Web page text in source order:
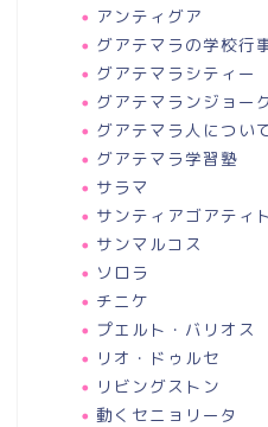
アンティグア
グアテマラの学校行
グアテマラシティー
グアテマランジョーク
グアテマラ人につい
グアテマラ学習塾
サラマ
サンティアゴアティ
サンマルコス
ソロラ
チニケ
プエルト・バリオス
リオ・ドゥルセ
リビングストン
動くセニョリータ